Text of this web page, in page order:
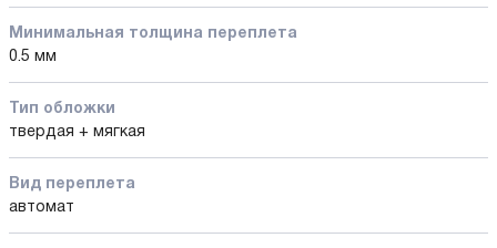
Минимальная толщина переплета
0.5 мм
Тип обложки
твердая + мягкая
Вид переплета
автомат